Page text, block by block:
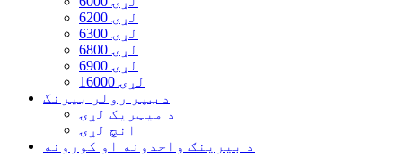
6200 لړۍ
6300 لړۍ
6800 لړۍ
6900 لړۍ
16000 لړۍ
د ټپر رولر بیرنگ
د میټریک لړۍ
انچ لړۍ
د بیرینګ واحدونه او کورونه